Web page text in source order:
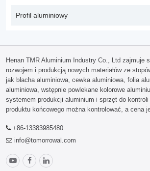
Profil aluminiowy
Henan TMR Aluminium Industry Co., Ltd zajmuje
rozwojem i produkcją nowych materiałów ze
jak blacha aluminiowa, cewka aluminiowa, folia
aluminiowa, wstępnie powlekane kolorowe
systemem produkcji aluminium i sprzęt do
produktu końcowego można kontrolować, a cena
+86-13383985480
info@tomorrowal.com